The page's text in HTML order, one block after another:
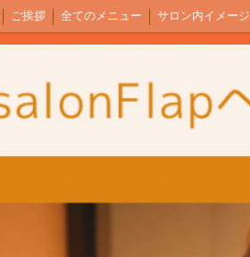
ご挨拶 全てのメニュー サロン内イメージ